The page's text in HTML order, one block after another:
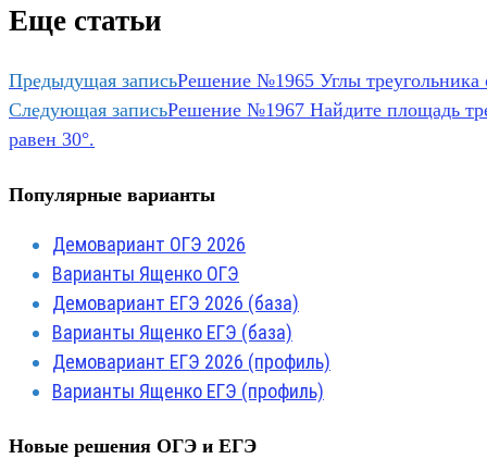
Еще статьи
Предыдущая записьРешение №1965 Углы
Следующая записьРешение №1967 Найдите площадь
равен 30°.
Популярные варианты
Демовариант ОГЭ 2026
Варианты Ященко ОГЭ
Демовариант ЕГЭ 2026 (база)
Варианты Ященко ЕГЭ (база)
Демовариант ЕГЭ 2026 (профиль)
Варианты Ященко ЕГЭ (профиль)
Новые решения ОГЭ и ЕГЭ